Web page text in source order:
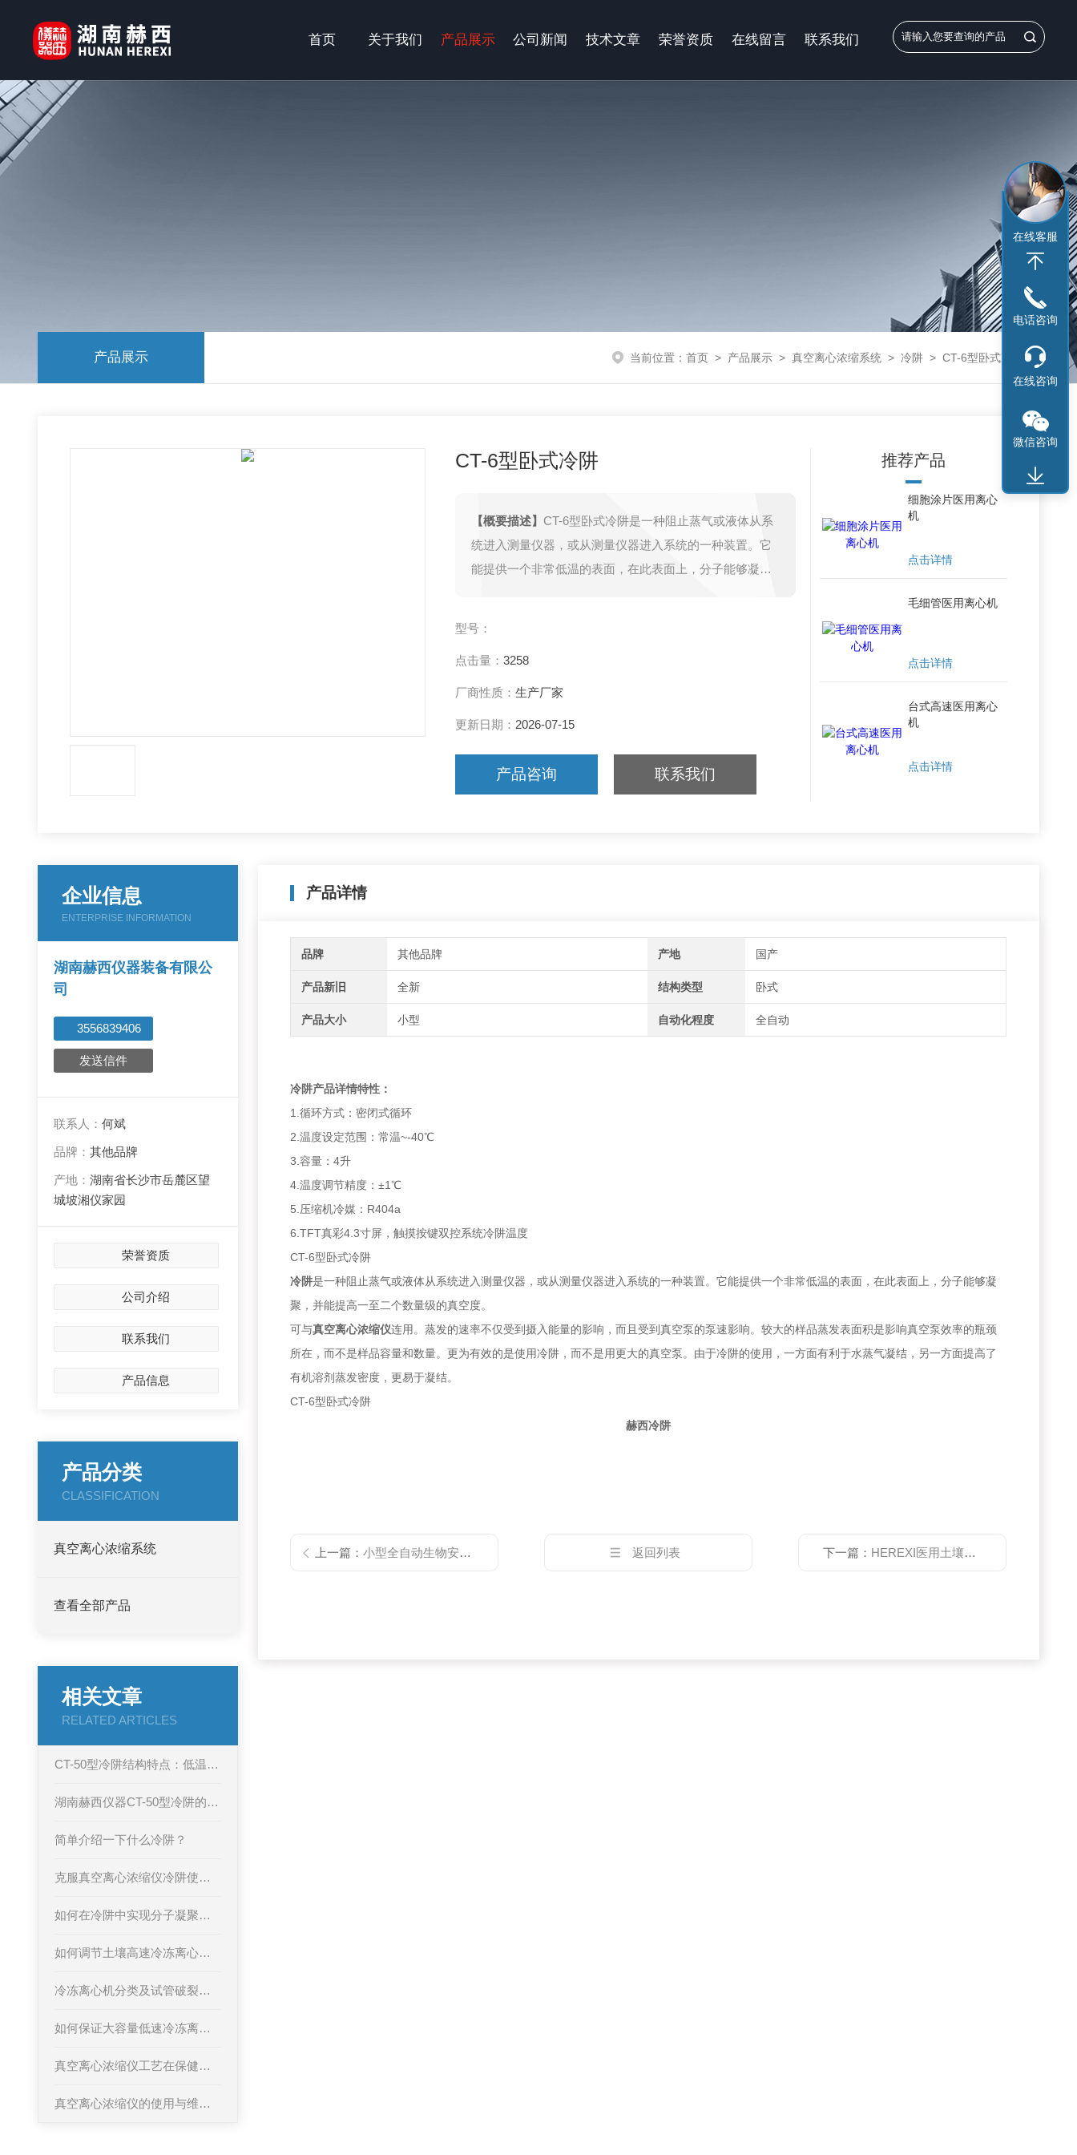
首页 关于我们 产品展示 公司新闻 技术文章 荣誉资质 在线留言 联系我们
产品展示 当前位置： 首页> 产品展示> 真空离心浓缩系统 > 冷阱> CT-6型卧式冷阱
CT-6型卧式冷阱
【概要描述】 CT-6型卧式冷阱是一种阻止蒸气或液体从系
统进入测量仪器，或从测量仪器进入系统的一种装置。它
能提供一个非常低温的表面，在此表面上，分子能够凝
型号：
点击量： 3258
厂商性质： 生产厂家
更新日期： 2026-07-15
产品咨询 联系我们
推荐产品
细胞涂片医用离心
机
点击详情
毛细管医用离心机
点击详情
台式高速医用离心
机
点击详情
产品详情
品牌 其他品牌 产地 国产
产品新旧 全新 结构类型 卧式
产品大小 小型 自动化程度 全自动
冷阱产品详情特性：
1.循环方式：密闭式循环
2.温度设定范围：常温~-40℃
3.容量：4升
4.温度调节精度：±1℃
5.压缩机冷媒：R404a
6.TFT真彩4.3寸屏，触摸按键双控系统冷阱温度
CT-6型卧式冷阱
冷阱是一种阻止蒸气或液体从系统进入测量仪器，或从测量仪器进入系统的一种装置。它能提供一个非常低温的表面，在此表面上，分子能够凝
聚，并能提高一至二个数量级的真空度。
可与真空离心浓缩仪连用。蒸发的速率不仅受到摄入能量的影响，而且受到真空泵的泵速影响。较大的样品蒸发表面积是影响真空泵效率的瓶颈
所在，而不是样品容量和数量。更为有效的是使用冷阱，而不是用更大的真空泵。由于冷阱的使用，一方面有利于水蒸气凝结，另一方面提高了
有机溶剂蒸发密度，更易于凝结。
CT-6型卧式冷阱
赫西冷阱
上一篇：小型全自动生物安全离心机 返回列表 下一篇： HEREXI医用土壤pF曲线离心机
企业信息
ENTERPRISE INFORMATION
湖南赫西仪器装备有限公
司
3556839406
发送信件
联系人：何斌
品牌：其他品牌
产地：湖南省长沙市岳麓区望
城坡湘仪家园
荣誉资质
公司介绍
联系我们
产品信息
产品分类
CLASSIFICATION
真空离心浓缩系统
查看全部产品
相关文章
RELATED ARTICLES
CT-50型冷阱结构特点：低温实验的可靠支撑
湖南赫西仪器CT-50型冷阱的核心优势及应用解析
简单介绍一下什么冷阱？
克服真空离心浓缩仪冷阱使用中的常见问题
如何在冷阱中实现分子凝聚和特定分离？
如何调节土壤高速冷冻离心机的离心时间和离心力
冷冻离心机分类及试管破裂原因分析
如何保证大容量低速冷冻离心机的平稳运行？
真空离心浓缩仪工艺在保健食品生产中的应用
真空离心浓缩仪的使用与维护要点
在线客服
电话咨询
在线咨询
微信咨询